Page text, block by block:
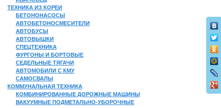
ТЕХНИКА ИЗ КОРЕИ
БЕТОНОНАСОСЫ
АВТОБЕТОНОСМЕСИТЕЛИ
АВТОБУСЫ
АВТОВЫШКИ
СПЕЦТЕХНИКА
ФУРГОНЫ И БОРТОВЫЕ
СЕДЕЛЬНЫЕ ТЯГАЧИ
АВТОМОБИЛИ С КМУ
САМОСВАЛЫ
КОММУНАЛЬНАЯ ТЕХНИКА
КОМБИНИРОВАННЫЕ ДОРОЖНЫЕ МАШИНЫ
ВАКУУМНЫЕ ПОДМЕТАЛЬНО-УБОРОЧНЫЕ